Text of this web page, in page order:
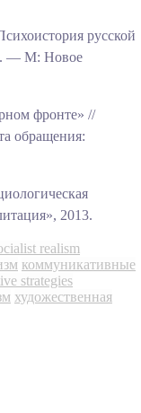
русской
— М: Новое
фронте» //
обращения:
2013.
realism
коммуникативные
strategies
художественная